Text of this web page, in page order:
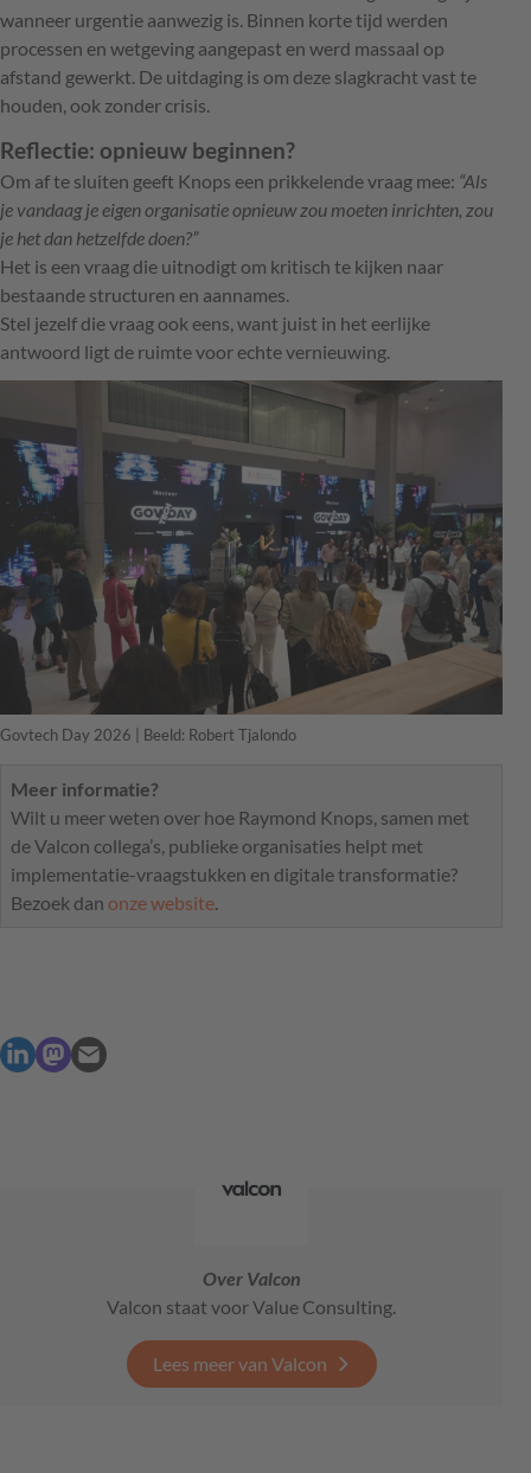
wanneer urgentie aanwezig is. Binnen korte tijd werden
processen en wetgeving aangepast en werd massaal op
afstand gewerkt. De uitdaging is om deze slagkracht vast te
houden, ook zonder crisis.
Reflectie: opnieuw beginnen?
Om af te sluiten geeft Knops een prikkelende vraag mee: “Als
je vandaag je eigen organisatie opnieuw zou moeten inrichten, zou
je het dan hetzelfde doen?”
Het is een vraag die uitnodigt om kritisch te kijken naar
bestaande structuren en aannames.
Stel jezelf die vraag ook eens, want juist in het eerlijke
antwoord ligt de ruimte voor echte vernieuwing.
Govtech Day 2026 | Beeld: Robert Tjalondo
Meer informatie?
Wilt u meer weten over hoe Raymond Knops, samen met
de Valcon collega’s, publieke organisaties helpt met
implementatie-vraagstukken en digitale transformatie?
Bezoek dan onze website.
Over Valcon
Valcon staat voor Value Consulting.
Lees meer van Valcon